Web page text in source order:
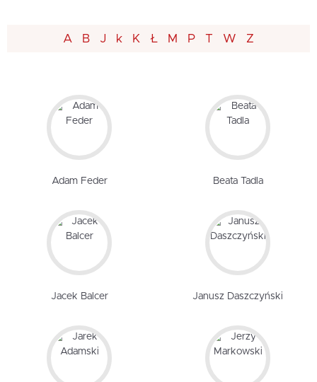
A B J k K Ł M P T W Z
Adam Feder Beata Tadla
Jacek Balcer Janusz Daszczyński